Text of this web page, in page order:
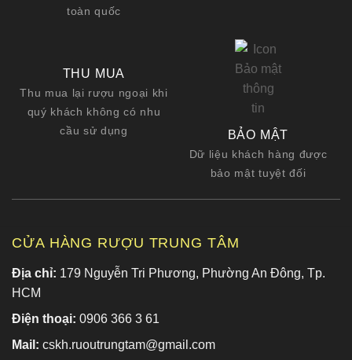
toàn quốc
THU MUA
Thu mua lại rượu ngoại khi
quý khách không có nhu
cầu sử dụng
BẢO MẬT
Dữ liệu khách hàng được
bảo mật tuyệt đối
CỬA HÀNG RƯỢU TRUNG TÂM
Địa chỉ: 179 Nguyễn Tri Phương, Phường An Đông, Tp.
HCM
Điện thoại: 0906 366 3 61
Mail: cskh.ruoutrungtam@gmail.com